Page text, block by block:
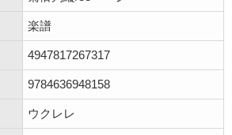
楽譜
4947817267317
9784636948158
ウクレレ